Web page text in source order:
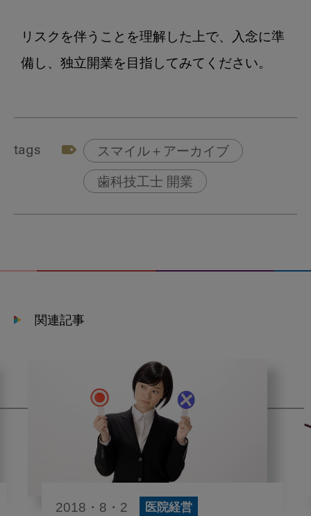
リスクを伴うことを理解した上で、入念に準
備し、独立開業を目指してみてください。
tags スマイル＋アーカイブ
歯科技工士 開業
関連記事
2018・8・2 医院経営